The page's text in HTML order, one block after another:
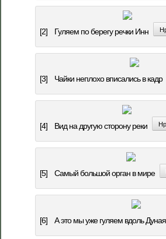
[2] Гуляем по берегу речки Инн
[3] Чайки неплохо вписались в кадр
[4] Вид на другую сторону реки
[5] Самый большой орган в мире
[6] А это мы уже гуляем вдоль Дуная